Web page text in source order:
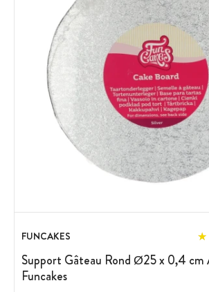
FUNCAKES
Support Gâteau Rond Ø25 x 0,4 cm
Funcakes